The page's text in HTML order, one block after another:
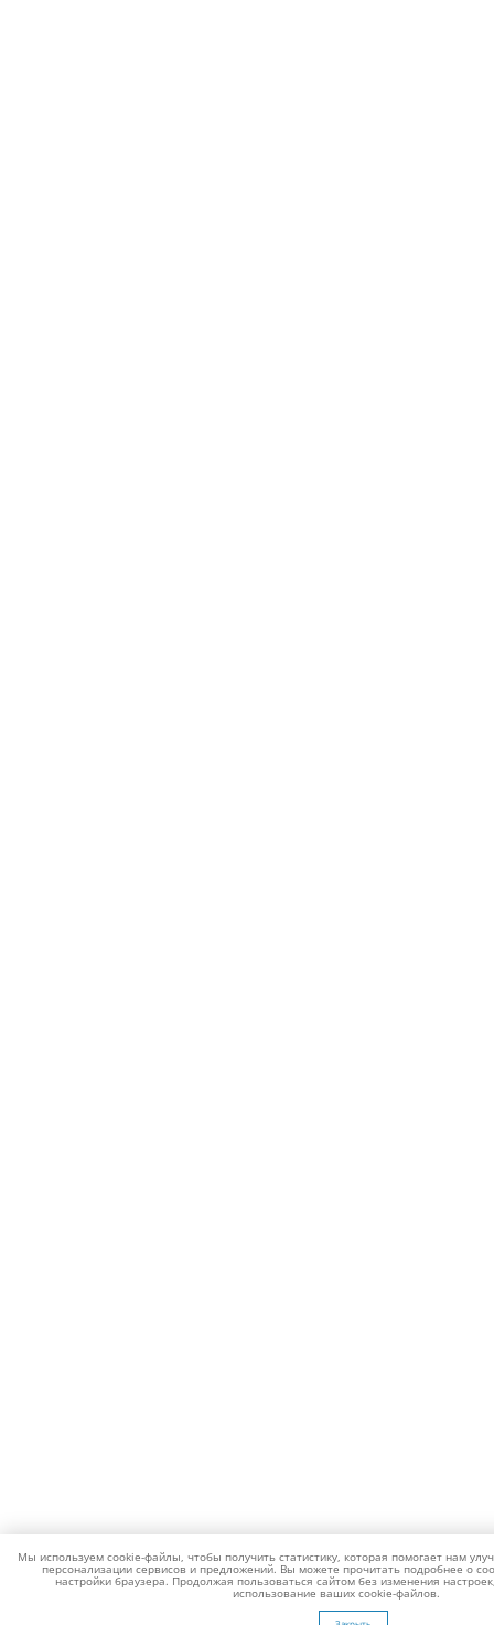
Мы используем cookie-файлы, чтобы получить статистику, которая помогает нам
персонализации сервисов и предложений. Вы можете прочитать подробнее о
настройки браузера. Продолжая пользоваться сайтом без изменения
использование ваших cookie-файлов.